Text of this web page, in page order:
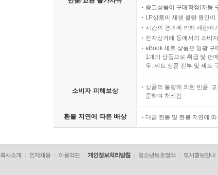
중고상품이 구매확정(자동
LP상품의 재생 불량 원인
시간의 경과에 의해 재판매
전자상거래 등에서의 소비
eBook 세트 상품은 일괄 구
1개의 상품으로 취급 및 판
우, 세트 상품 전부 및 세트
소비자 피해보상
상품의 불량에 의한 반품,
준하여 처리됨
환불 지연에 따른 배상 대금 환불 및 환불 지연에
회사소개 인재채용 이용약관 개인정보처리방침 청소년보호정책 도서홍보안내